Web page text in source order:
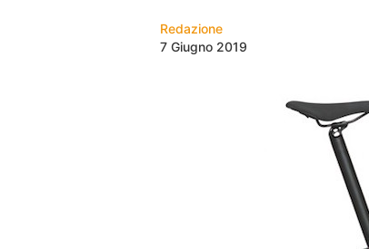
Redazione
7 Giugno 2019